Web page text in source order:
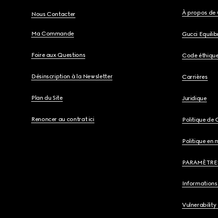
Nous Contacter
Ma Commande
Foire aux Questions
Désinscription à la Newsletter
Plan du Site
Renoncer au contrat ici
À propos de
Gucci
Code
Carrières
Juridique
Politique de
Politique en
Informations
Vulnerability